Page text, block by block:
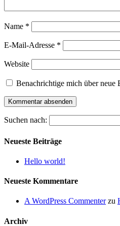
Name *
E-Mail-Adresse *
Website
Benachrichtige mich über neue
Suchen nach:
Neueste Beiträge
Hello world!
Neueste Kommentare
A WordPress Commenterzu
Archiv